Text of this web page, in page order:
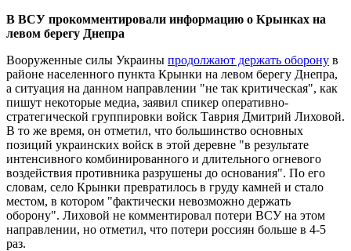
В ВСУ прокомментировали информацию о Крынках на
левом берегу Днепра
Вооруженные силы Украины продолжают держать оборону в
районе населенного пункта Крынки на левом берегу Днепра,
а ситуация на данном направлении "не так критическая", как
пишут некоторые медиа, заявил спикер оперативно-
стратегической группировки войск Таврия Дмитрий Лиховой.
В то же время, он отметил, что большинство основных
позиций украинских войск в этой деревне "в результате
интенсивного комбинированного и длительного огневого
воздействия противника разрушены до основания". По его
словам, село Крынки превратилось в груду камней и стало
местом, в котором "фактически невозможно держать
оборону". Лиховой не комментировал потери ВСУ на этом
направлении, но отметил, что потери россиян больше в 4-5
раз.